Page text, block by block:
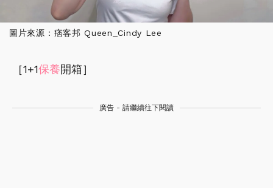
圖片來源：痞客邦 Queen_Cindy Lee
［1+1保養開箱］
廣告 - 請繼續往下閱讀